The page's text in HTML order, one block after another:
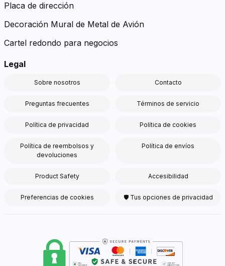
Placa de dirección
Decoración Mural de Metal de Avión
Cartel redondo para negocios
Legal
Sobre nosotros Contacto
Preguntas frecuentes Términos de servicio
Política de privacidad Política de cookies
Política de reembolsos y
devoluciones
Política de envíos
Product Safety Accesibilidad
Preferencias de cookies 🛡 Tus opciones de privacidad